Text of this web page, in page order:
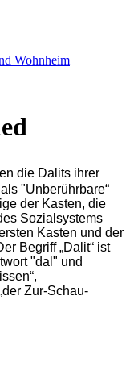
Wohnheim
die Dalits ihrer
"Unberührbare“
der Kasten, die
Sozialsystems
Kasten und der
Begriff „Dalit“ ist
"dal" und
Zur-Schau-